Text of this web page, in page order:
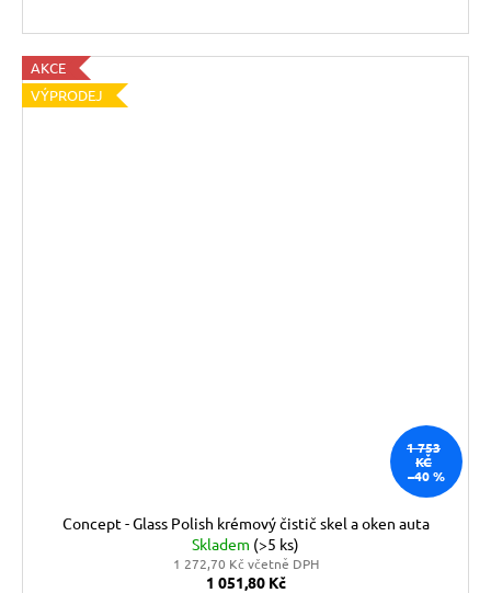
AKCE
VÝPRODEJ
1 753
KČ
–40 %
Concept - Glass Polish krémový čistič skel a oken auta
Skladem (>5 ks)
1 272,70 Kč včetně DPH
1 051,80 Kč